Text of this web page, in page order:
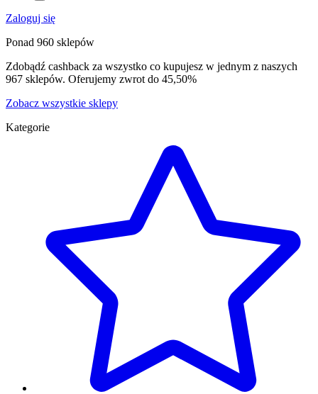
i
kategorii
Zaloguj się
Ponad 960 sklepów
Zdobądź cashback za wszystko co kupujesz w jednym z naszych
967 sklepów. Oferujemy zwrot do 45,50%
Zobacz wszystkie sklepy
Kategorie